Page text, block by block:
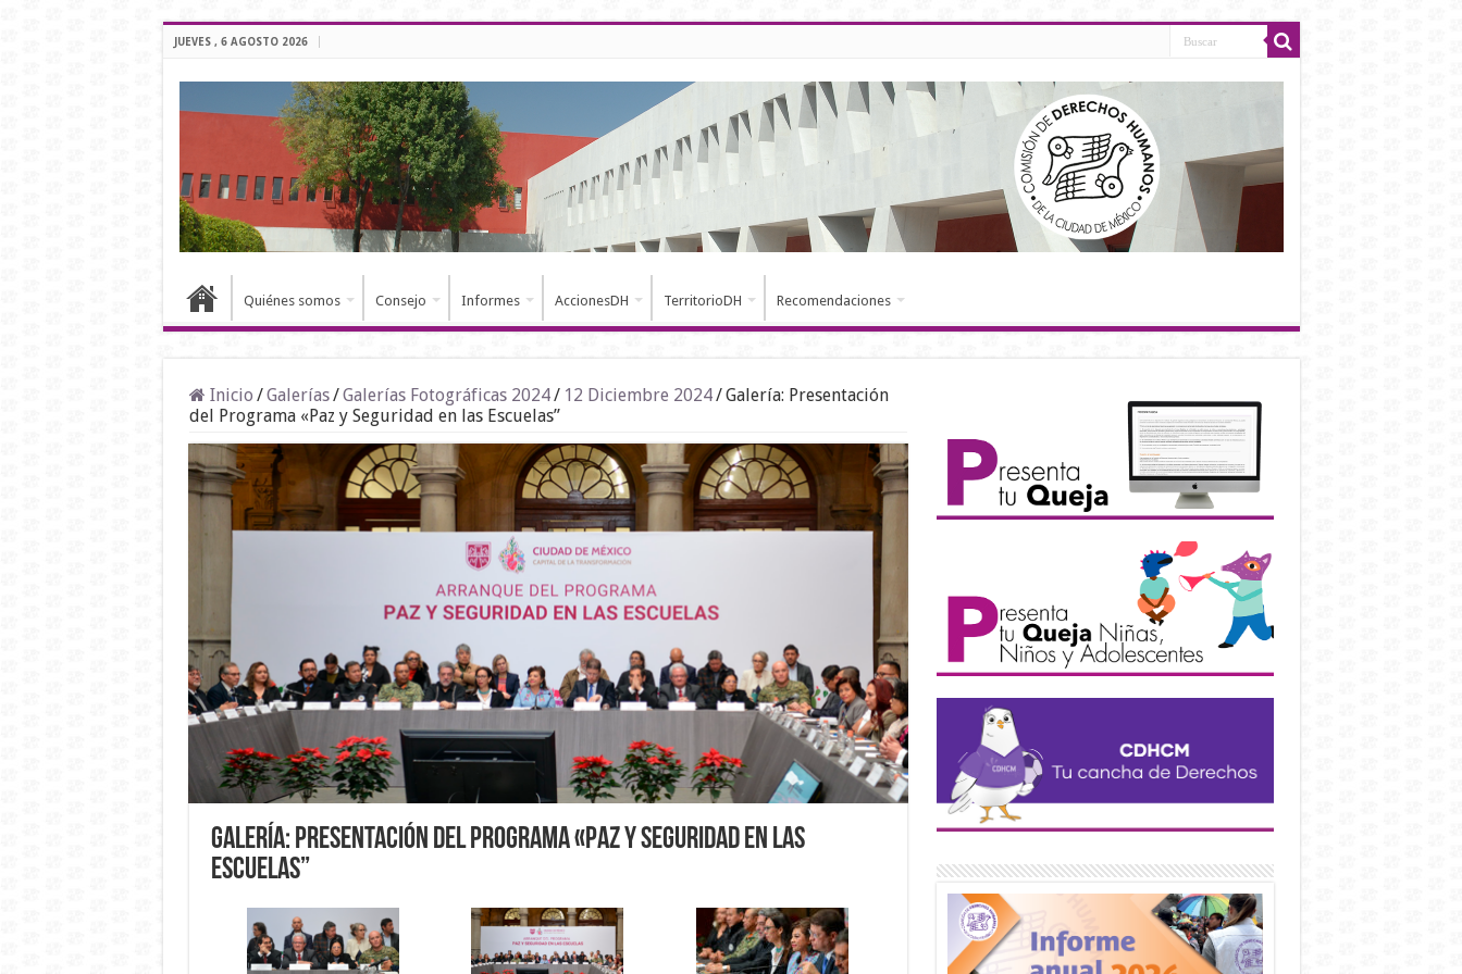
JUEVES , 6 AGOSTO 2026
Quiénes somos Consejo Informes AccionesDH TerritorioDH Recomendaciones
Inicio /Galerías/Galerías Fotográficas 2024/ 12 Diciembre 2024/Galería: Presentación
del Programa «Paz y Seguridad en las Escuelas”
Galería: Presentación del Programa «Paz y Seguridad en las
Escuelas”